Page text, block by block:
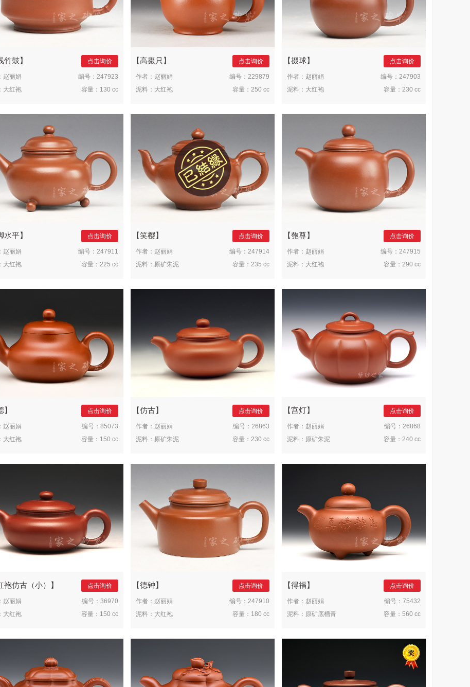
竹鼓 点击询价
赵丽娟 编号： 247923
大红袍 容量： 130 cc
高掇只 点击询价
作者： 赵丽娟 编号： 229879
泥料： 大红袍 容量： 250 cc
掇球 点击询价
作者： 赵丽娟 编号： 247903
泥料： 大红袍 容量： 230 cc
水平 点击询价
赵丽娟 编号： 247911
大红袍 容量： 225 cc
笑樱 点击询价
作者： 赵丽娟 编号： 247914
泥料： 原矿朱泥 容量： 235 cc
匏尊 点击询价
作者： 赵丽娟 编号： 247915
泥料： 大红袍 容量： 290 cc
点击询价
赵丽娟 编号： 85073
大红袍 容量： 150 cc
仿古 点击询价
作者： 赵丽娟 编号： 26863
泥料： 原矿朱泥 容量： 230 cc
宫灯 点击询价
作者： 赵丽娟 编号： 26868
泥料： 原矿朱泥 容量： 240 cc
袍仿古（小） 点击询价
赵丽娟 编号： 36970
大红袍 容量： 150 cc
德钟 点击询价
作者： 赵丽娟 编号： 247910
泥料： 大红袍 容量： 180 cc
得福 点击询价
作者： 赵丽娟 编号： 75432
泥料： 原矿底槽青 容量： 560 cc